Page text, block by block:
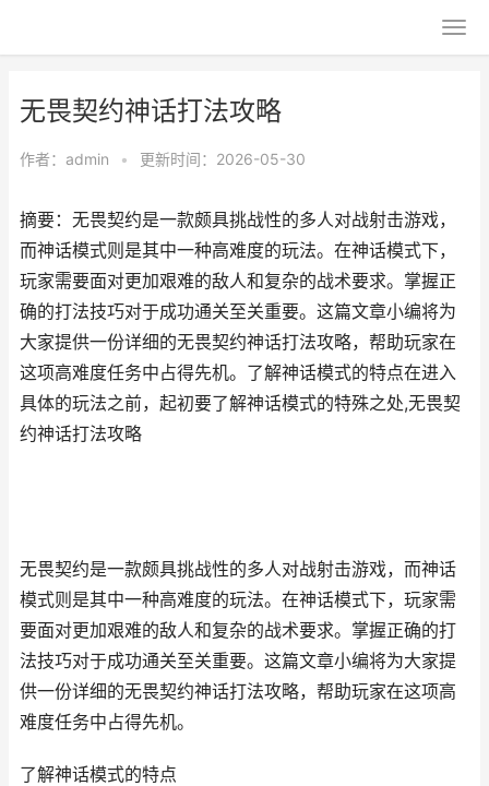
无畏契约神话打法攻略
作者： admin • 更新时间：2026-05-30
摘要：无畏契约是一款颇具挑战性的多人对战射击游戏，
而神话模式则是其中一种高难度的玩法。在神话模式下，
玩家需要面对更加艰难的敌人和复杂的战术要求。掌握正
确的打法技巧对于成功通关至关重要。这篇文章小编将为
大家提供一份详细的无畏契约神话打法攻略，帮助玩家在
这项高难度任务中占得先机。了解神话模式的特点在进入
具体的玩法之前，起初要了解神话模式的特殊之处,无畏契
约神话打法攻略
无畏契约是一款颇具挑战性的多人对战射击游戏，而神话
模式则是其中一种高难度的玩法。在神话模式下，玩家需
要面对更加艰难的敌人和复杂的战术要求。掌握正确的打
法技巧对于成功通关至关重要。这篇文章小编将为大家提
供一份详细的无畏契约神话打法攻略，帮助玩家在这项高
难度任务中占得先机。
了解神话模式的特点